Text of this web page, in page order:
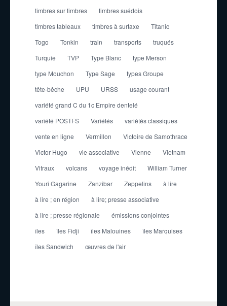
timbres sur timbres
timbres suédois
timbres tableaux
timbres à surtaxe
Titanic
Togo
Tonkin train transports
truqués
Turquie
TVP Type Blanc
type Merson
type Mouchon
Type Sage
types Groupe
tête-bêche
UPU URSS
usage courant
variété grand C du 1c Empire dentelé
variété POSTFS
Variétés
variétés classiques
vente en ligne
Vermillon
Victoire de Samothrace
Victor Hugo
vie associative Vienne
Vietnam
Vitraux
volcans voyage inédit
William Turner
Youri Gagarine
Zanzibar Zeppelins
à lire
à lire ; en région
à lire; presse associative
à lire ; presse régionale
émissions conjointes
îles
îles Fidji îles Malouines
îles Marquises
îles Sandwich
œuvres de l'air